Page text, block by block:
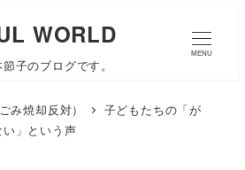
WORLD
子のブログです。
MENU
み焼却反対）
子どもたちの「が
」という声